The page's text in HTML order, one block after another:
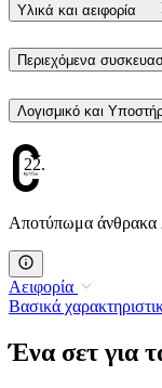
Υλικά και αειφορία
Περιεχόμενα
Λογισμικό και
22.57
Αποτύπωμα άνθρακα
Αειφορία
Βασικά
Ένα σετ για